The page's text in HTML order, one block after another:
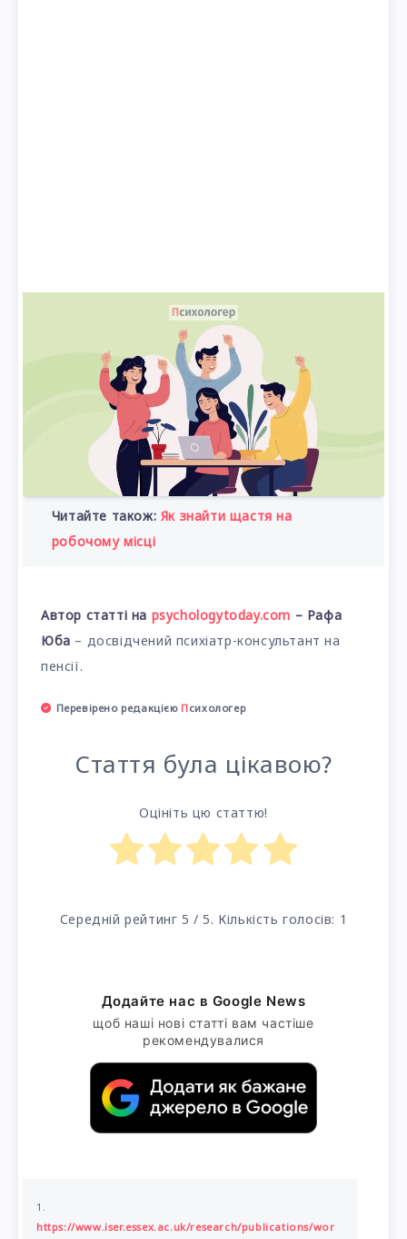
Читайте також: Як знайти щастя на
робочому місці
Автор статті на psychologytoday.com – Рафа
Юба – досвідчений психіатр-консультант на
пенсії.
Перевірено редакцією Психологер
Стаття була цікавою?
Оцініть цю статтю!
Середній рейтинг 5 / 5. Кількість голосів: 1
Додайте нас в Google News
щоб наші нові статті вам частіше
рекомендувалися
https://www.iser.essex.ac.uk/research/publications/wor